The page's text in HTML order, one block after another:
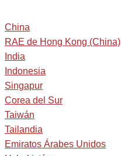
China
RAE de Hong Kong (China)
India
Indonesia
Singapur
Corea del Sur
Taiwán
Tailandia
Emiratos Árabes Unidos